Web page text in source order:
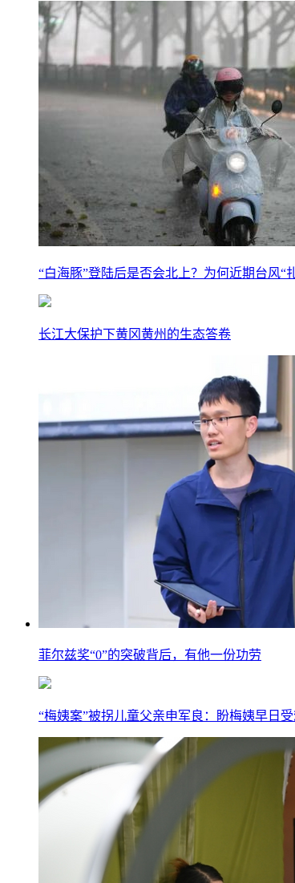
“白海豚”登陆后是否会北上？为何近期台风“
长江大保护下黄冈黄州的生态答卷
菲尔兹奖“0”的突破背后，有他一份功劳
“梅姨案”被拐儿童父亲申军良：盼梅姨早日